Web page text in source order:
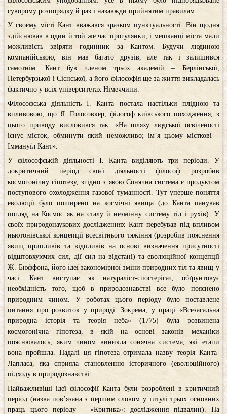
суворому розпорядку й раз і назавжди прийнятим правилам.
У своєму місті Кант вважався зразком пунктуальності. Він щодня
здійснював в один й той же час прогулянки, і мешканці міста мали
можливість звіряти годинник за Кантом. Будучи людиною
компанійською, він мав багато друзів, але так і залишився
самотнім. Кант був членом трьох академій – Берлінської,
Петербурзької і Сієнської, а його філософія ще за життя викладалась
фактично у всіх університетах Німеччини.
Філософська діяльність І. Канта постала настільки плідною та
впливовою, що Я. Голосовкер, філософ київського походження, з
цього приводу висловився так: «На шляху людської освіченості
існує місток, обминути який неможливо; ім’я цьому місткові –
Іммануїл Кант».
У філософській діяльності І. Канта виділяють три періоди. У
докритичний період своєї діяльності філософ розробив
космогонічну гіпотезу, згідно з якою Сонячна система є продуктом
поступового охолодження газової туманності. Тут уперше поняття
еволюції було поширено на космічні явища (до Канта панував
погляд на Космос як на сталу й незмінну систему тіл і рухів). У
своїх природонаукових дослідженнях Кант перебував під впливом
ньютонівської концепції всесвітнього тяжіння (розробив пояснення
явищ припливів та відпливів на основі визначення присутності
відштовхуючих сил, дії сил на відстані) та еволюційної концепції
Ж. Бюффона, його ідеї закономірної зміни природних тіл та явищ у
часі. Кант виступає як натураліст-спостерігач, обґрунтовує
необхідність того, щоб в природознавстві все було пояснено
природним чином. У роботах цього періоду було поставлене
питання про розвиток у природі. Зокрема, у праці «Всезагальна
природна історія та теорія неба» (1775) була розвинена
космогонічна гіпотеза, в якій на основі законів механіки
пояснювалось, яким чином виникла сонячна система, які етапи
вона пройшла. Надалі ця гіпотеза отримала назву теорія Канта-
Лапласа, яка сприяла становленню історичного (еволюційного)
підходу в природознавстві.
Найважливіші ідеї філософії Канта були розроблені в критичний
період (назва пов’язана з першим словом у титулі трьох основних
праць цього періоду – «Критика»: дослідження підвалин). На